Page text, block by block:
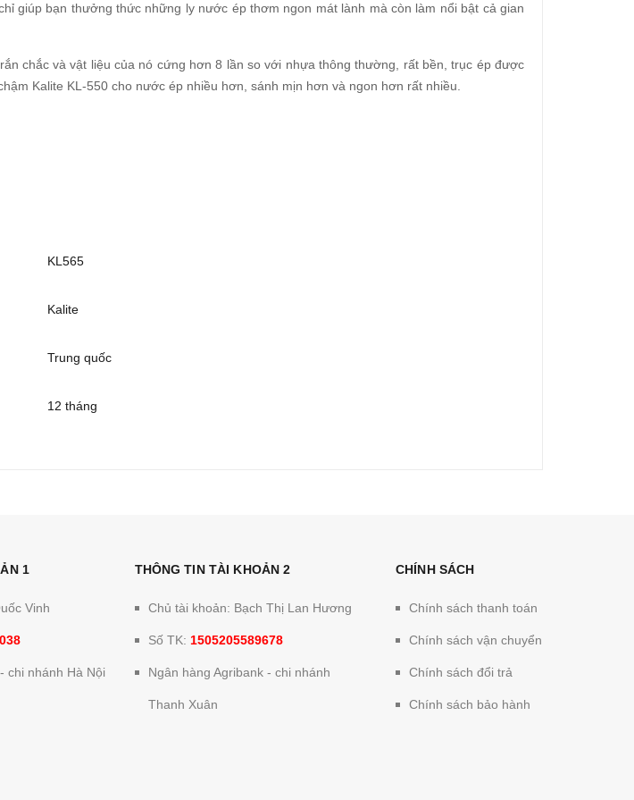
giúp bạn thưởng thức những ly nước ép thơm ngon mát lành mà còn làm nổi bật cả gian
chắc và vật liệu của nó cứng hơn 8 lần so với nhựa thông thường, rất bền, trục ép được
Kalite KL-550 cho nước ép nhiều hơn, sánh mịn hơn và ngon hơn rất nhiều.
KL565
Kalite
Trung quốc
12 tháng
1
Vinh
chi nhánh Hà Nội
THÔNG TIN TÀI KHOẢN 2
Chủ tài khoản: Bạch Thị Lan Hương
Số TK: 1505205589678
Ngân hàng Agribank - chi nhánh
Thanh Xuân
CHÍNH SÁCH
Chính sách thanh toán
Chính sách vận chuyển
Chính sách đổi trả
Chính sách bảo hành